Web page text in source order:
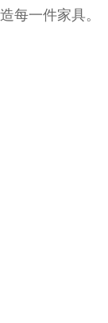
造每一件家具。